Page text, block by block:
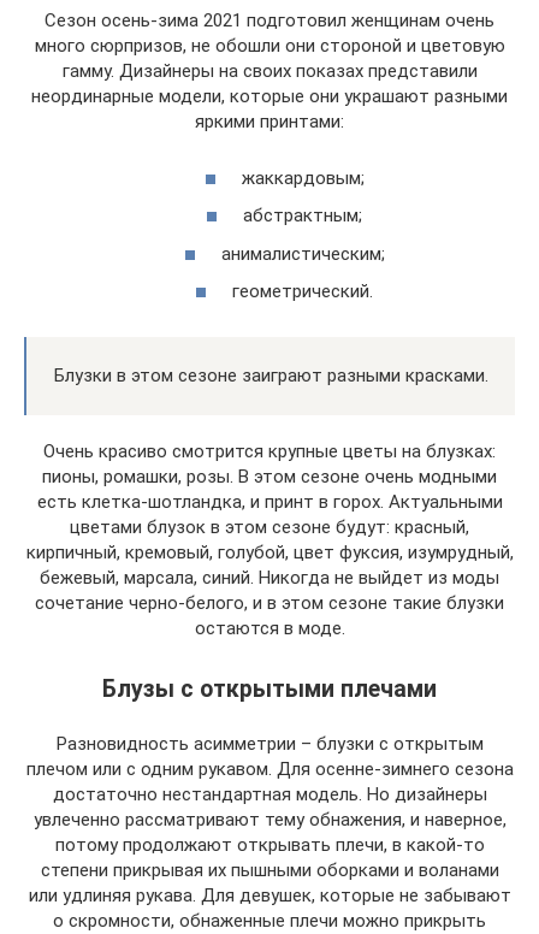
Сезон осень-зима 2021 подготовил женщинам очень
много сюрпризов, не обошли они стороной и цветовую
гамму. Дизайнеры на своих показах представили
неординарные модели, которые они украшают разными
яркими принтами:
жаккардовым;
абстрактным;
анималистическим;
геометрический.
Блузки в этом сезоне заиграют разными красками.
Очень красиво смотрится крупные цветы на блузках:
пионы, ромашки, розы. В этом сезоне очень модными
есть клетка-шотландка, и принт в горох. Актуальными
цветами блузок в этом сезоне будут: красный,
кирпичный, кремовый, голубой, цвет фуксия, изумрудный,
бежевый, марсала, синий. Никогда не выйдет из моды
сочетание черно-белого, и в этом сезоне такие блузки
остаются в моде.
Блузы с открытыми плечами
Разновидность асимметрии – блузки с открытым
плечом или с одним рукавом. Для осенне-зимнего сезона
достаточно нестандартная модель. Но дизайнеры
увлеченно рассматривают тему обнажения, и наверное,
потому продолжают открывать плечи, в какой-то
степени прикрывая их пышными оборками и воланами
или удлиняя рукава. Для девушек, которые не забывают
о скромности, обнаженные плечи можно прикрыть